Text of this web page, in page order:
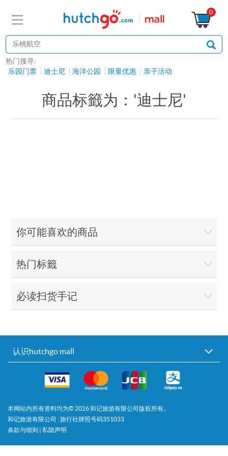
0
热门搜寻:
乐园门票
迪士尼 海洋公园 限量优惠 亲子活动
商品标籤为：'迪士尼'
你可能喜欢的商品
热门标籤
必读扫货手记
认识hutchgo mall
本网站内所有资料均为© 2026和记旅游有限公司版权所有。
和记旅游有限公司 : 旅行社牌照号码351033
条款与细则 | 私隐声明